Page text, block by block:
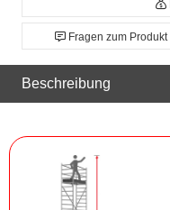
Fragen zum Produkt
Beschreibung